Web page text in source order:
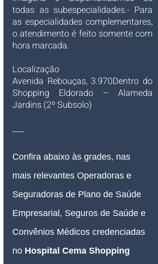
todas as subespecialidades.- Para
as especialidades complementares,
o atendimento é feito somente com
hora marcada.
Localização
Avenida Rebouças, 3.970Dentro do
Shopping Eldorado – Alameda
Jardins (2º Subsolo)
___
Confira abaixo às grades, nas
mais relevantes Operadoras e
Seguradoras de Plano de Saúde
Empresarial, Seguros de Saúde e
Convênios Médicos credenciadas
no Hospital Cema Shopping